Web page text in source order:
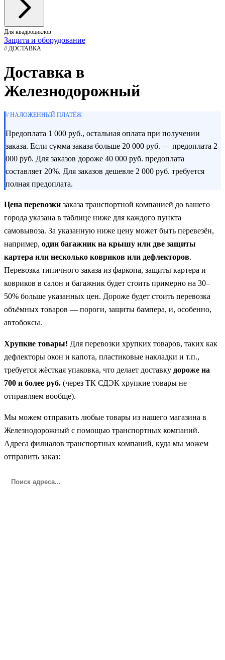
Для квадроциклов
Защита и оборудование
// ДОСТАВКА
Доставка в
Железнодорожный
// НАЛОЖЕННЫЙ ПЛАТЁЖ
Предоплата 1 000 руб., остальная оплата при получении
заказа. Если сумма заказа больше 20 000 руб. — предоплата 2
000 руб. Для заказов дороже 40 000 руб. предоплата
составляет 20%. Для заказов дешевле 2 000 руб. требуется
полная предоплата.
Цена перевозки заказа транспортной компанией до вашего
города указана в таблице ниже для каждого пункта
самовывоза. За указанную ниже цену может быть перевезён,
например, один багажник на крышу или две защиты
картера или несколько ковриков или дефлекторов.
Перевозка типичного заказа из фаркопа, защиты картера и
ковриков в салон и багажник будет стоить примерно на 30–
50% больше указанных цен. Дороже будет стоить перевозка
объёмных товаров — пороги, защиты бампера, и, особенно,
автобоксы.
Хрупкие товары! Для перевозки хрупких товаров, таких как
дефлекторы окон и капота, пластиковые накладки и т.п.,
требуется жёсткая упаковка, что делает доставку дороже на
700 и более руб. (через ТК СДЭК хрупкие товары не
отправляем вообще).
Мы можем отправить любые товары из нашего магазина в
Железнодорожный с помощью транспортных компаний.
Адреса филиалов транспортных компаний, куда мы можем
отправить заказ: